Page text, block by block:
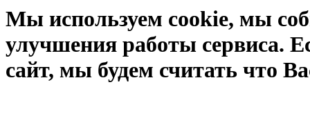
Мы используем cookie, мы
улучшения работы сервиса.
сайт, мы будем считать что